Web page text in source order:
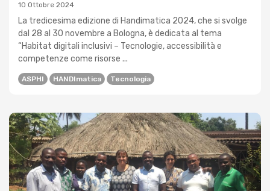
10 Ottobre 2024
La tredicesima edizione di Handimatica 2024, che si svolge
dal 28 al 30 novembre a Bologna, è dedicata al tema
“Habitat digitali inclusivi – Tecnologie, accessibilità e
competenze come risorse ...
ASPHI HANDImatica Tecnologia